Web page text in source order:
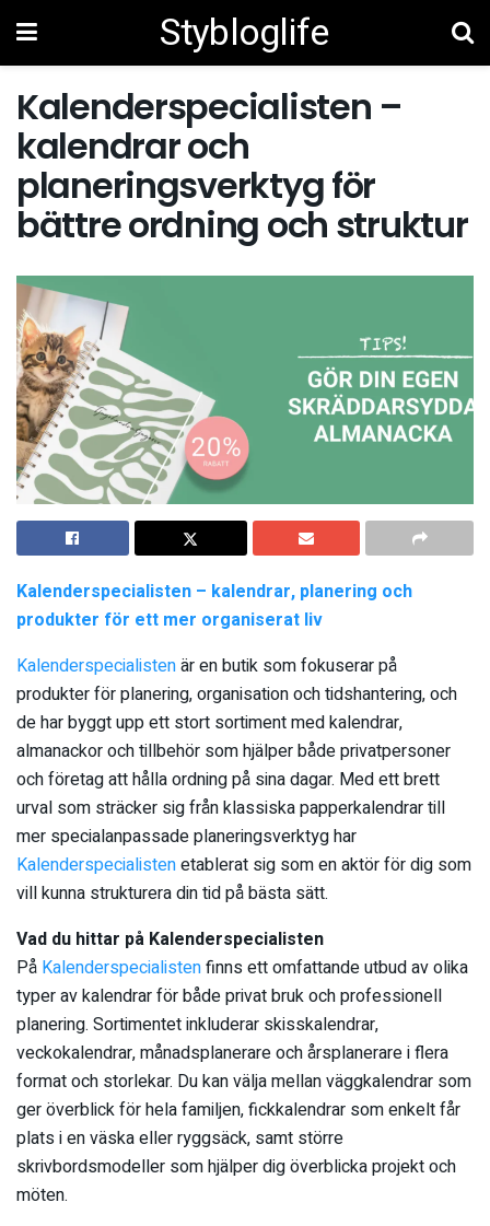
Stybloglife
Kalenderspecialisten –
kalendrar och
planeringsverktyg för
bättre ordning och struktur
Kalenderspecialisten – kalendrar, planering och
produkter för ett mer organiserat liv
Kalenderspecialistenär en butik som fokuserar på
produkter för planering, organisation och tidshantering, och
de har byggt upp ett stort sortiment med kalendrar,
almanackor och tillbehör som hjälper både privatpersoner
och företag att hålla ordning på sina dagar. Med ett brett
urval som sträcker sig från klassiska papperkalendrar till
mer specialanpassade planeringsverktyg har
Kalenderspecialistenetablerat sig som en aktör för dig som
vill kunna strukturera din tid på bästa sätt.
Vad du hittar på Kalenderspecialisten
På Kalenderspecialistenfinns ett omfattande utbud av olika
typer av kalendrar för både privat bruk och professionell
planering. Sortimentet inkluderar skisskalendrar,
veckokalendrar, månadsplanerare och årsplanerare i flera
format och storlekar. Du kan välja mellan väggkalendrar som
ger överblick för hela familjen, fickkalendrar som enkelt får
plats i en väska eller ryggsäck, samt större
skrivbordsmodeller som hjälper dig överblicka projekt och
möten.